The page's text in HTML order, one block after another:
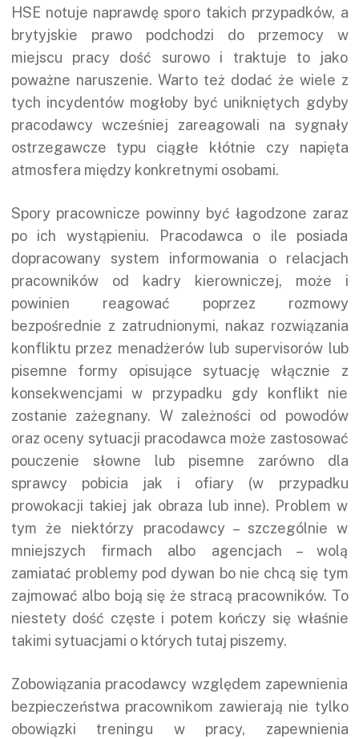
HSE notuje naprawdę sporo takich przypadków, a
brytyjskie prawo podchodzi do przemocy w
miejscu pracy dość surowo i traktuje to jako
poważne naruszenie. Warto też dodać że wiele z
tych incydentów mogłoby być unikniętych gdyby
pracodawcy wcześniej zareagowali na sygnały
ostrzegawcze typu ciągłe kłótnie czy napięta
atmosfera między konkretnymi osobami.
Spory pracownicze powinny być łagodzone zaraz
po ich wystąpieniu. Pracodawca o ile posiada
dopracowany system informowania o relacjach
pracowników od kadry kierowniczej, może i
powinien reagować poprzez rozmowy
bezpośrednie z zatrudnionymi, nakaz rozwiązania
konfliktu przez menadżerów lub supervisorów lub
pisemne formy opisujące sytuację włącznie z
konsekwencjami w przypadku gdy konflikt nie
zostanie zażegnany. W zależności od powodów
oraz oceny sytuacji pracodawca może zastosować
pouczenie słowne lub pisemne zarówno dla
sprawcy pobicia jak i ofiary (w przypadku
prowokacji takiej jak obraza lub inne). Problem w
tym że niektórzy pracodawcy – szczególnie w
mniejszych firmach albo agencjach – wolą
zamiatać problemy pod dywan bo nie chcą się tym
zajmować albo boją się że stracą pracowników. To
niestety dość częste i potem kończy się właśnie
takimi sytuacjami o których tutaj piszemy.
Zobowiązania pracodawcy względem zapewnienia
bezpieczeństwa pracownikom zawierają nie tylko
obowiązki treningu w pracy, zapewnienia